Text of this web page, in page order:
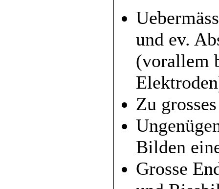
und ev.
(vorallem
Zu
Bilden
Grosse